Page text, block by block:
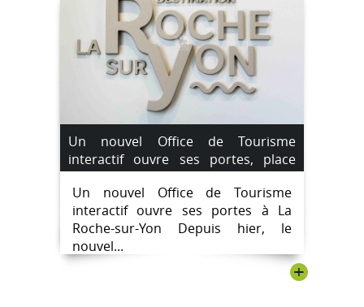
Un nouvel Office de Tourisme
interactif ouvre ses portes, place
Napoléon, à La Roche-sur-Yon.
#destinationlarochesuryon
Un nouvel Office de Tourisme
interactif ouvre ses portes à La
Roche-sur-Yon Depuis hier, le
nouvel...
+